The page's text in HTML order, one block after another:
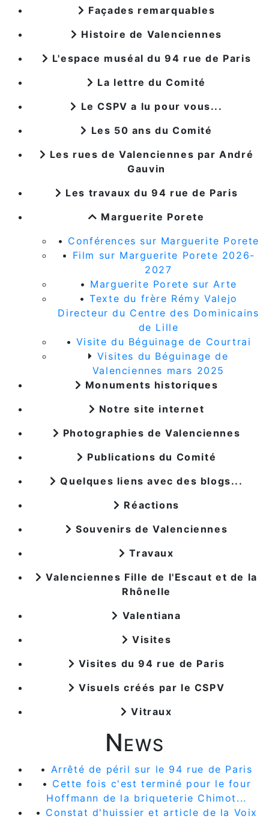
Façades remarquables
Histoire de Valenciennes
L'espace muséal du 94 rue de Paris
La lettre du Comité
Le CSPV a lu pour vous...
Les 50 ans du Comité
Les rues de Valenciennes par André
Gauvin
Les travaux du 94 rue de Paris
Marguerite Porete
• Conférences sur Marguerite Porete
• Film sur Marguerite Porete 2026-
2027
• Marguerite Porete sur Arte
•Texte du frère Rémy Valejo
Directeur du Centre des Dominicains
de Lille
• Visite du Béguinage de Courtrai
Visites du Béguinage de
Valenciennes mars 2025
Monuments historiques
Notre site internet
Photographies de Valenciennes
Publications du Comité
Quelques liens avec des blogs...
Réactions
Souvenirs de Valenciennes
Travaux
Valenciennes Fille de l'Escaut et de la
Rhônelle
Valentiana
Visites
Visites du 94 rue de Paris
Visuels créés par le CSPV
Vitraux
News
• Arrêté de péril sur le 94 rue de Paris
• Cette fois c'est terminé pour le four
Hoffmann de la briqueterie Chimot...
• Constat d'huissier et article de la Voix